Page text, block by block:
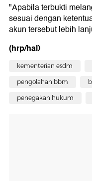
"Apabila terbukti
sesuai dengan
akun tersebut lebih
(hrp/hal)
kementerian esdm
pengolahan bbm
penegakan hukum